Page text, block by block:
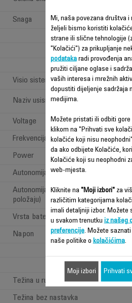
Snaga
Visio sistem: "LED rasvjeta"
Naziv usisne glave
All
Voltage
Frekvencija
Power
Autonomija
Autonomija (na klasičnom
položaju)
Vrsta baterije
Napon
Težina u ruci
Težina bez nastavka
Mi, naša povezana društva i
željeli bismo koristiti
strane ili slične tehnologije
"Kolačići") za prikupljanje
podatakaradi provođenja
pružiti ciljane oglase i
vaših interesa i mrežnih
dopustiti dijeljenje sadržaja
medijima.
Možete pristati ili odbiti gore
klikom na "Prihvati sve
kolačiće koji nisu
da ako odbijete Kolačiće,
Kolačiće koji su neophodni
web-mjesta.
Kliknite na "Moji izbori"za
različitim kategorijama
imali detaljniji izbor. Možete
u svakom trenutku iz našeg
preferencije. Možete
naše politike o kolačićima.
Moji izbori Prihvati